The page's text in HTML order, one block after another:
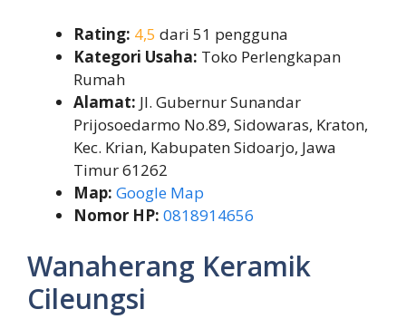
Rating: 4,5 dari 51 pengguna
Kategori Usaha: Toko Perlengkapan
Rumah
Alamat: Jl. Gubernur Sunandar
Prijosoedarmo No.89, Sidowaras, Kraton,
Kec. Krian, Kabupaten Sidoarjo, Jawa
Timur 61262
Map: Google Map
Nomor HP: 0818914656
Wanaherang Keramik
Cileungsi